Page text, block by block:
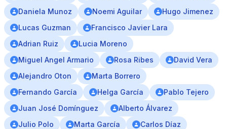
Daniela Munoz
Noemi Aguilar
Hugo Jimenez
Lucas Guzman
Francisco Javier Lara
Adrian Ruiz
Lucia Moreno
Miguel Angel Armario
Rosa Ribes
David Vera
Alejandro Oton
Marta Borrero
Fernando García
Helga García
Pablo Tejero
Juan José Domínguez
Alberto Álvarez
Julio Polo
Marta García
Carlos Díaz